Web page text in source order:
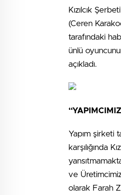
Kızılcık
(Ceren
tarafındaki
ünlü
açıkladı.
Yapım şirketi
karşılığında
ve
olarak Farah